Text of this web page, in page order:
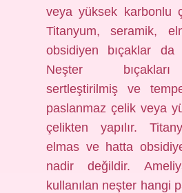
veya yüksek karbonlu
Titanyum, seramik,
obsidiyen bıçaklar da
Neşter
sertleştirilmiş ve
paslanmaz çelik veya
çelikten yapılır.
elmas ve hatta
nadir değildir.
kullanılan neşter hangi